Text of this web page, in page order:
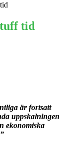
tid
är fortsatt
uppskalningen
ekonomiska